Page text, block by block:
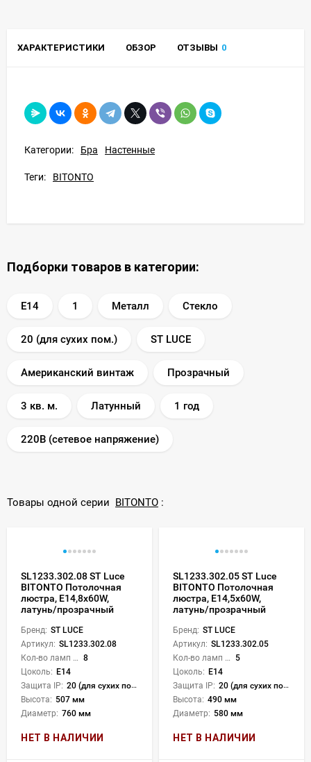
ХАРАКТЕРИСТИКИ ОБЗОР ОТЗЫВЫ 0
Категории: Бра Настенные
Теги: BITONTO
Подборки товаров в категории:
E14 1 Металл Стекло
20 (для сухих пом.) ST LUCE
Американский винтаж Прозрачный
3 кв. м. Латунный 1 год
220В (сетевое напряжение)
Товары одной серии BITONTO :
SL1233.302.08 ST Luce
BITONTO Потолочная
люстра, E14,8х60W,
латунь/прозрачный
Бренд: ST LUCE
Артикул: SL1233.302.08
Кол-во ламп или LED: 8
Цоколь: E14
Защита IP: 20 (для сухих пом.)
Высота: 507 мм
Диаметр: 760 мм
НЕТ В НАЛИЧИИ
SL1233.302.05 ST Luce
BITONTO Потолочная
люстра, E14,5х60W,
латунь/прозрачный
Бренд: ST LUCE
Артикул: SL1233.302.05
Кол-во ламп или LED: 5
Цоколь: E14
Защита IP: 20 (для сухих пом.)
Высота: 490 мм
Диаметр: 580 мм
НЕТ В НАЛИЧИИ